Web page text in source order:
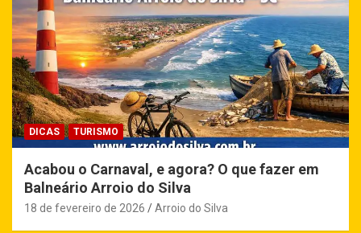
DICAS TURISMO
Acabou o Carnaval, e agora? O que fazer em
Balneário Arroio do Silva
18 de fevereiro de 2026 Arroio do Silva